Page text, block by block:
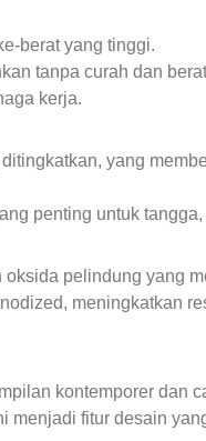
berat yang tinggi.
tanpa curah dan
kerja.
yang
penting untuk
pelindung yang
meningkatkan
kontemporer dan
menjadi fitur desain